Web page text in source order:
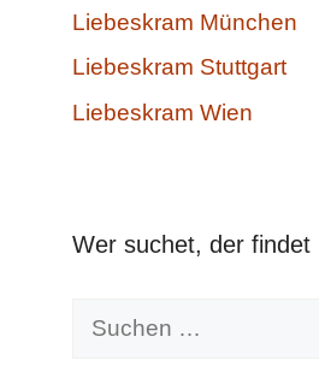
Liebeskram München
Liebeskram Stuttgart
Liebeskram Wien
Wer suchet, der findet
Suchen